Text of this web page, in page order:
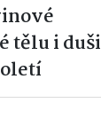
tělu i duši